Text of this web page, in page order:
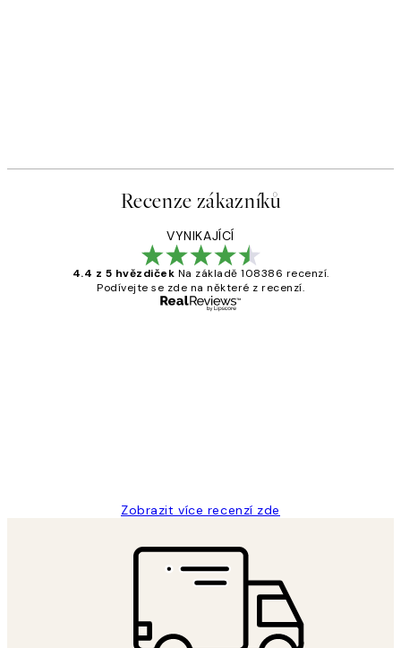
Recenze zákazníků
VYNIKAJÍCÍ
4.4 z 5 hvězdiček Na základě 108386 recenzí.
Podívejte se zde na některé z recenzí.
Zobrazit více recenzí zde